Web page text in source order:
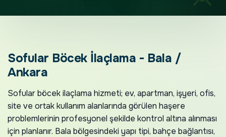
Sofular Böcek İlaçlama - Bala /
Ankara
Sofular böcek ilaçlama hizmeti; ev, apartman, işyeri, ofis,
site ve ortak kullanım alanlarında görülen haşere
problemlerinin profesyonel şekilde kontrol altına alınması
için planlanır. Bala bölgesindeki yapı tipi, bahçe bağlantısı,